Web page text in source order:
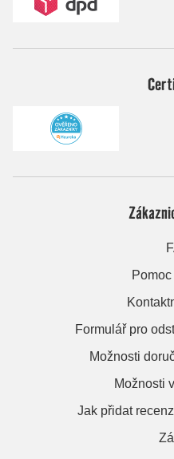
Formulář pro
Možnosti
Možnosti
Jak přidat